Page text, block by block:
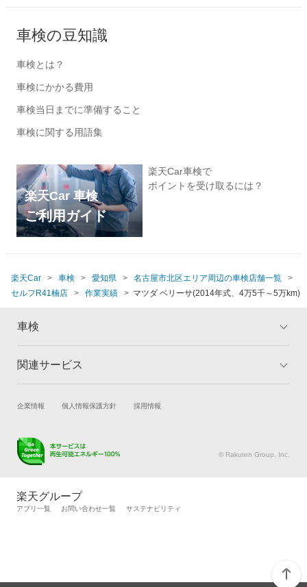
車検の豆知識
車検とは？
車検にかかる費用
車検当日までに準備すること
車検に関する用語集
楽天Car 車検
ご利用ガイド
楽天Car車検で
ポイントを受け取るには？
楽天Car 車検 愛知県
名古屋市北区エリア周辺の車検店舗一覧
セルフR41楠店
作業実績 マツダ ベリーサ(2014年式、4万5千～5万km)
車検
トップ
車検の基礎知識 キャンペーン一覧
関連サービス
試乗・商談 新車購入
キズ修理予約
メンテナンス管理
タイヤ交換サービス
自動車カタログ 自動車保険
企業情報 個人情報保護方針 採用情報
© Rakuten Group, Inc.
楽天グループ
アプリ一覧 お問い合わせ一覧 サステナビリティ